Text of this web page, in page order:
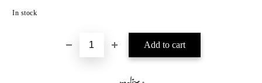
In stock